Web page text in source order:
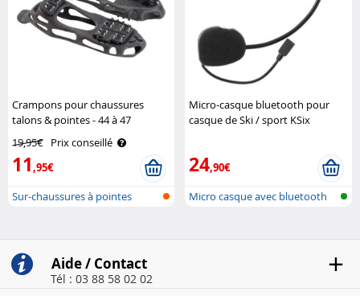
Crampons pour chaussures
talons & pointes - 44 à 47
19,95€ Prix conseillé
11,95€
Sur-chaussures à pointes
Micro-casque bluetooth pour
casque de Ski / sport KSix
24,90€
Micro casque avec bluetooth
Aide / Contact
Tél : 03 88 58 02 02